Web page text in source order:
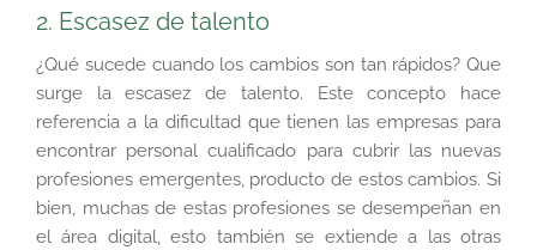
2. Escasez de talento
¿Qué sucede cuando los cambios son tan rápidos? Que
surge la escasez de talento. Este concepto hace
referencia a la dificultad que tienen las empresas para
encontrar personal cualificado para cubrir las nuevas
profesiones emergentes, producto de estos cambios. Si
bien, muchas de estas profesiones se desempeñan en
el área digital, esto también se extiende a las otras